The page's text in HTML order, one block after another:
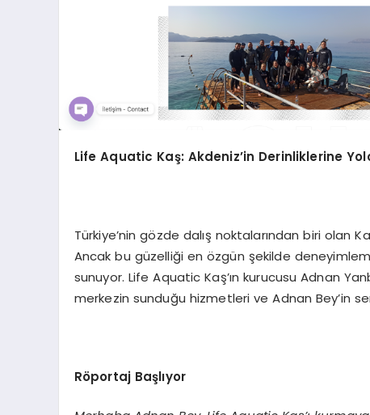
Life Aquatic Kaş: Akdeniz’in Derinliklerine
Türkiye’nin gözde dalış noktalarından biri olan
Ancak bu güzelliği en özgün şekilde
sunuyor. Life Aquatic Kaş’ın kurucusu Adnan
merkezin sunduğu hizmetleri ve Adnan Bey’in
Röportaj Başlıyor